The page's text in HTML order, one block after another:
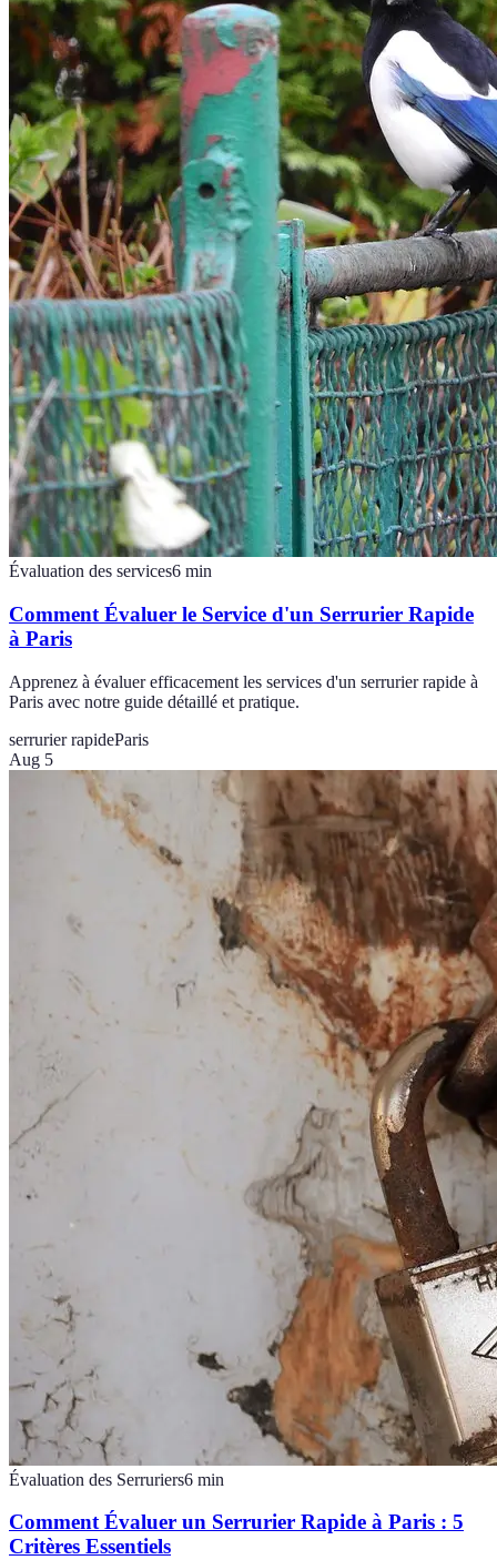
Évaluation des services6 min
Comment Évaluer le Service d'un Serrurier Rapide
à Paris
Apprenez à évaluer efficacement les services d'un serrurier rapide à
Paris avec notre guide détaillé et pratique.
serrurier rapideParis
Aug 5
Évaluation des Serruriers6 min
Comment Évaluer un Serrurier Rapide à Paris : 5
Critères Essentiels